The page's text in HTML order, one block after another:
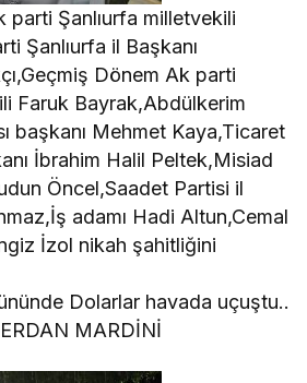
parti Şanlıurfa milletvekili
Şanlıurfa il Başkanı
Dönem Ak parti
Faruk Bayrak,Abdülkerim
başkanı Mehmet Kaya,Ticaret
İbrahim Halil Peltek,Misiad
Öncel,Saadet Partisi il
adamı Hadi Altun,Cemal
İzol nikah şahitliğini
Dolarlar havada uçuştu..
MARDİNİ